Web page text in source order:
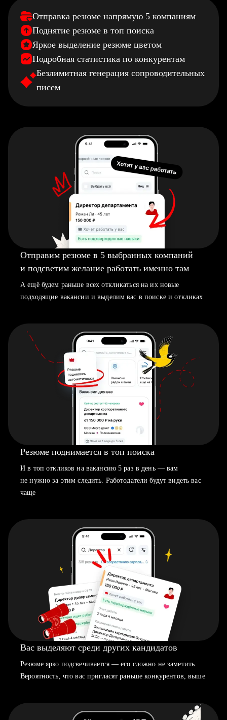
Отправка резюме напрямую 5 компаниям
Поднятие резюме в топ поиска
Яркое выделение резюме цветом
Подробная статистика по конкурентам
Безлимитная генерация сопроводительных
писем
Отправим резюме в 5 выбранных компаний
и подсветим желание работать именно там
А ещё будем раньше всех откликаться на их новые
подходящие вакансии и выделим вас в поиске и откликах
Резюме поднимается в топ поиска
И в топ откликов на вакансию 5 раз в день — вам
не нужно за этим следить. Работодатели будут видеть вас
чаще
Вас выделяют среди других кандидатов
Резюме ярко подсвечивается — его сложно не заметить.
Вероятность, что вас пригласят раньше конкурентов, выше